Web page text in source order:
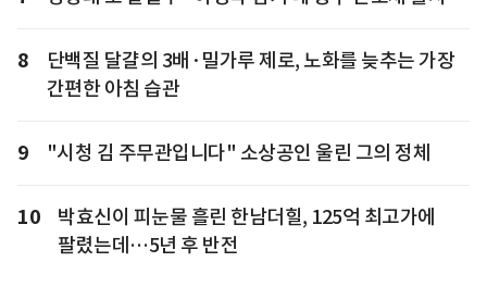
8
단백질 달걀의 3배·밀가루 제로, 노화를 늦추는 가장
간편한 아침 습관
9 "시청 김 주무관입니다" 소상공인 울린 그의 정체
10
박효신이 피눈물 흘린 한남더힐, 125억 최고가에
팔렸는데…5년 후 반전